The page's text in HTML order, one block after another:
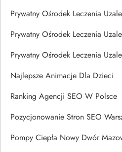
Prywatny Ośrodek Leczenia
Prywatny Ośrodek Leczenia
Prywatny Ośrodek Leczenia
Najlepsze Animacje Dla Dzieci
Ranking Agencji SEO W Polsce
Pozycjonowanie Stron SEO
Pompy Ciepła Nowy Dwór